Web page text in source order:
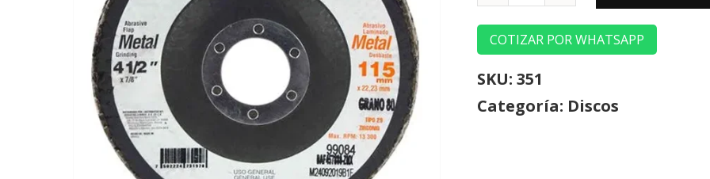
COTIZAR POR WHATSAPP
SKU:351
Categoría: Discos